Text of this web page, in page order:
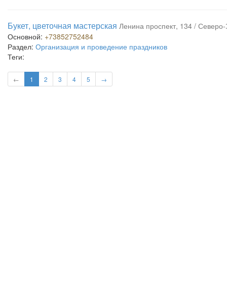
Букет, цветочная мастерская Ленина проспект, 134 /
Основной: +73852752484
Раздел: Организация и проведение праздников
Теги:
← 1 2 3 4 5 →